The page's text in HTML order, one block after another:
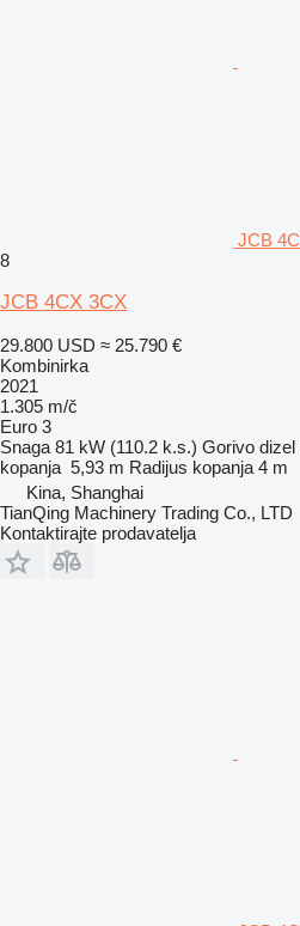
JCB
8
JCB 4CX 3CX
29.800 USD ≈ 25.790 €
Kombinirka
2021
1.305 m/č
Euro 3
Snaga 81 kW (110.2 k.s.) Gorivo dizel
kopanja 5,93 m Radijus kopanja 4 m
Kina, Shanghai
TianQing Machinery Trading Co., LTD
Kontaktirajte prodavatelja